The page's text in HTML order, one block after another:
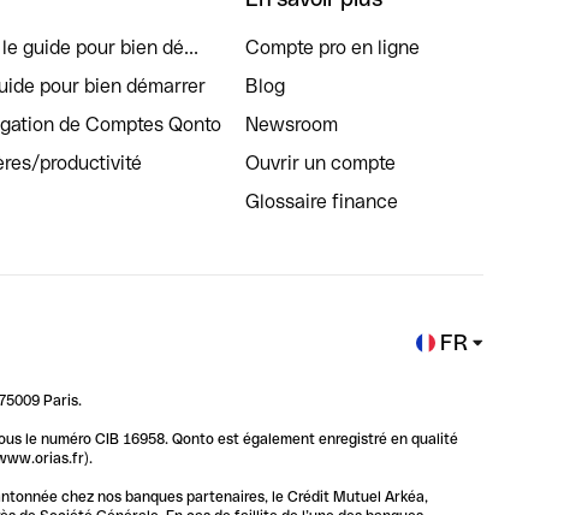
guide pour bien dé...
pour bien démarrer
de Comptes Qonto
productivité
Compte pro en ligne
Blog
Newsroom
Ouvrir un compte
Glossaire finance
FR
Paris.
le numéro CIB 16958. Qonto est également enregistré en qualité
chez nos banques partenaires, le Crédit Mutuel Arkéa,